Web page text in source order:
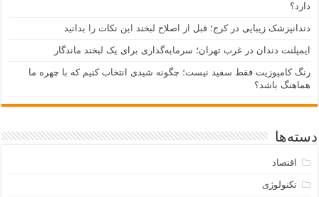
دارد؟
دندانپزشک زیبایی در کرج؛ قبل از اصلاح لبخند این نکات را بدانید
ایمپلنت دندان در غرب تهران؛ سرمایه‌گذاری برای یک لبخند ماندگار
رنگ کامپوزیت فقط سفید نیست؛ چگونه شیدی انتخاب کنیم که با چهره ما
هماهنگ باشد؟
دسته‌ها
اقتصاد
تکنولوژی